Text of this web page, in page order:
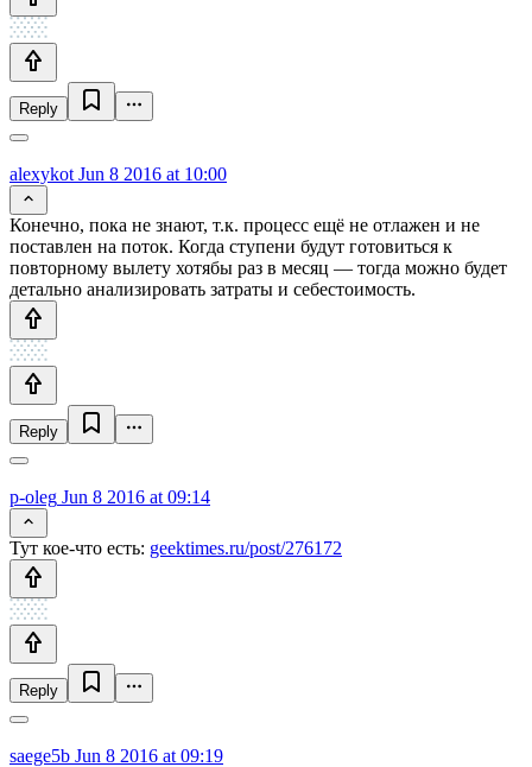
Reply
alexykot Jun 8 2016 at 10:00
Конечно, пока не знают, т.к. процесс ещё не отлажен и не
поставлен на поток. Когда ступени будут готовиться к
повторному вылету хотябы раз в месяц — тогда можно будет
детально анализировать затраты и себестоимость.
Reply
p-oleg Jun 8 2016 at 09:14
Тут кое-что есть: geektimes.ru/post/276172
Reply
saege5b Jun 8 2016 at 09:19